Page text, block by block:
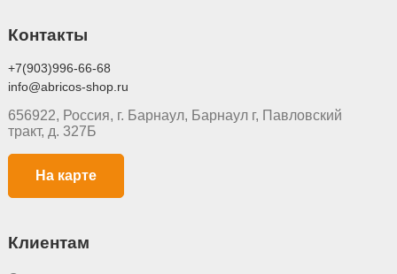
Контакты
+7(903)996-66-68
info@abricos-shop.ru
656922, Россия, г. Барнаул, Барнаул г, Павловский
тракт, д. 327Б
На карте
Клиентам